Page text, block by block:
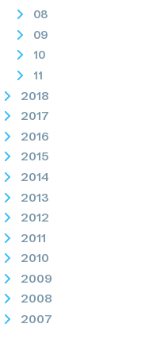
08
09
10
11
2018
2017
2016
2015
2014
2013
2012
2011
2010
2009
2008
2007